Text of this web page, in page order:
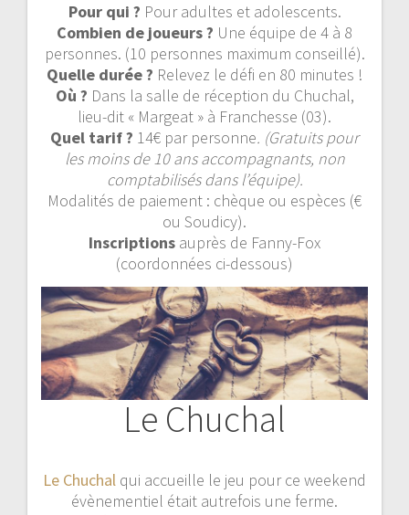
Pour qui ? Pour adultes et adolescents.
Combien de joueurs ? Une équipe de 4 à 8
personnes. (10 personnes maximum conseillé).
Quelle durée ? Relevez le défi en 80 minutes !
Où ? Dans la salle de réception du Chuchal,
lieu-dit « Margeat » à Franchesse (03).
Quel tarif ? 14€ par personne. (Gratuits pour
les moins de 10 ans accompagnants, non
comptabilisés dans l’équipe).
Modalités de paiement : chèque ou espèces (€
ou Soudicy).
Inscriptions auprès de Fanny-Fox
(coordonnées ci-dessous)
Le Chuchal
Le Chuchal qui accueille le jeu pour ce weekend
évènementiel était autrefois une ferme.